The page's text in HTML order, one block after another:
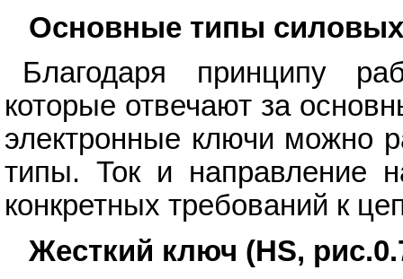
Основные типы
Благодаря принципу
которые отвечают за
электронные ключи можно
типы. Ток и направление
конкретных требований к
Жесткий ключ (HS,